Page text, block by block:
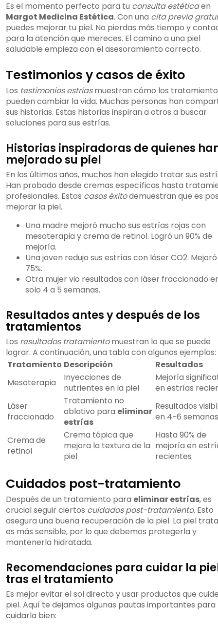
Es el momento perfecto para tu consulta estéticaen
Margot Medicina Estética. Con una cita previa
puedes mejorar tu piel. No pierdas más tiempo y
para la atención que mereces. El camino a una piel
saludable empieza con el asesoramiento correcto.
Testimonios y casos de éxito
Los testimonios estríasmuestran cómo los
pueden cambiar la vida. Muchas personas han
sus historias. Estas historias inspiran a otros a buscar
soluciones para sus estrías.
Historias inspiradoras de quienes
mejorado su piel
En los últimos años, muchos han elegido tratar sus
Han probado desde cremas específicas hasta
profesionales. Estos casos éxitodemuestran que es
mejorar la piel.
Una madre mejoró mucho sus estrías rojas con
mesoterapia y crema de retinol. Logró un 90% de
mejoría.
Una joven redujo sus estrías con láser CO2.
75%.
Otra mujer vio resultados con láser fraccionado
solo 4 a 5 semanas.
Resultados antes y después de los
tratamientos
Los resultados tratamientomuestran lo que se puede
lograr. A continuación, una tabla con algunos ejemplos:
Tratamiento Descripción
Resultados
Mesoterapia
Inyecciones de
nutrientes en la piel
Mejoría
en estrías
Láser
fraccionado
Tratamiento no
ablativo para eliminar
estrías
Resultados
en 4-6 semanas
Crema de
retinol
Crema tópica que
mejora la textura de la
piel
Hasta 90% de
mejoría en
recientes
Cuidados post-tratamiento
Después de un tratamiento para eliminar estrías, es
crucial seguir ciertos cuidados post-tratamiento. Esto
asegura una buena recuperación de la piel. La piel
es más sensible, por lo que debemos protegerla y
mantenerla hidratada.
Recomendaciones para cuidar la
tras el tratamiento
Es mejor evitar el sol directo y usar productos que
piel. Aquí te dejamos algunas pautas importantes para
cuidarla bien: